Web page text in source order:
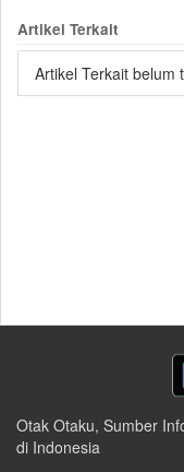
Artikel Terkait
Artikel Terkait belum
Otak Otaku, Sumber
di Indonesia